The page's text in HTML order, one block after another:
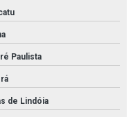
Paulista
de Lindóia